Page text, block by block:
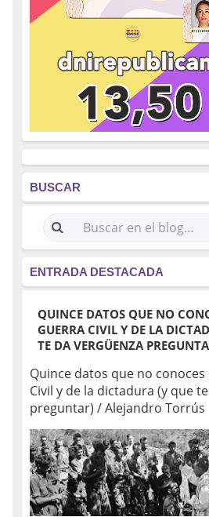
BUSCAR
ENTRADA DESTACADA
QUINCE DATOS QUE NO
GUERRA CIVIL Y DE LA
TE DA VERGÜENZA
Quince datos que no conoces
Civil y de la dictadura (y que
preguntar) / Alejandro Torrús